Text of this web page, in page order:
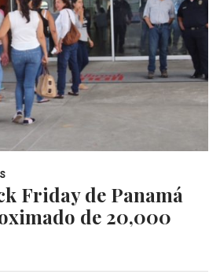
Friday de Panamá
de 20,000